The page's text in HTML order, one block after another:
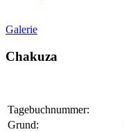
Galerie
Chakuza
Tagebuchnummer:
Grund: